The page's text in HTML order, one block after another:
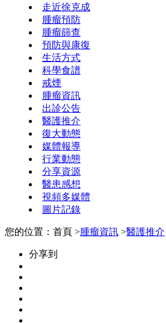
走近徐克成
腫瘤預防
腫瘤篩查
預防與康復
生活方式
科學食譜
戒煙
腫瘤資訊
出診公告
醫護推介
復大動態
媒體報導
行業動態
分享資源
醫患感想
視頻多媒體
圖片記錄
您的位置：首頁 >腫瘤資訊 >醫護推介
分享到